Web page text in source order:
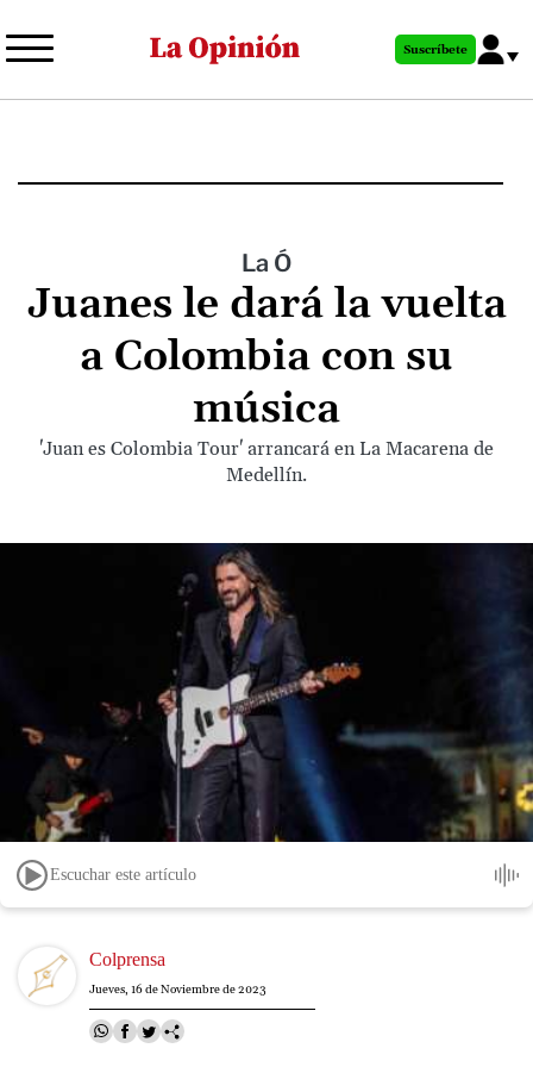
al
principal
Suscríbete
La Ó
Juanes le dará la vuelta
a Colombia con su
música
'Juan es Colombia Tour' arrancará en La Macarena de
Medellín.
Escuchar este artículo
Image Colprensa
Jueves, 16 de Noviembre de 2023